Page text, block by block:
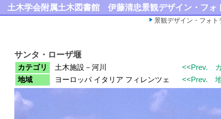
土木学会附属土木図書館 伊藤清忠景観デザイン・フォ
景観デザイン・フォ
サンタ・ローザ堰
カテゴリ 土木施設－河川 <<Prev.
地域
ヨーロッパ イタリア フィレンツェ <<Prev.